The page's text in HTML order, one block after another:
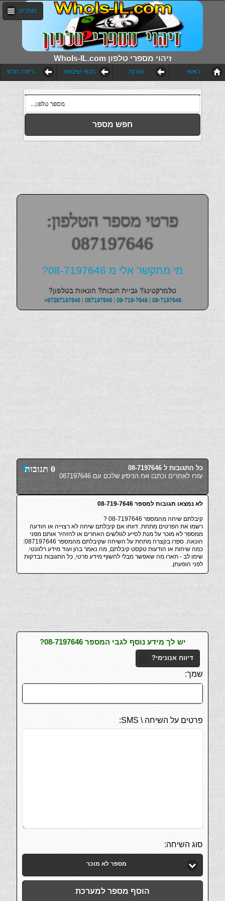
WhoIs-IL.com זיהוי מספרי טלפון
תפריט
הוסף דיווח חדש תנאי שימוש אודות ראשי
חפש מספר
פרטי מספר הטלפון:
087197646
מי מתקשר אלי מ 08-7197646?
טלמרקטינג? גביית חובות? הונאות בטלפון?
+97287197646| 087197646| 08-719-7646| 08-7197646
0 תגובות
כל התגובות ל 08-7197646
עזרו לאחרים וכתבו את הניסיון שלכם עם 087197646
לא נמצאו תגובות למספר 08-719-7646
קיבלתם שיחה מהמספר 08-7197646 ?
רשמו את הפרטים מתחת. דווחו אם קיבלתם שיחה לא רצוייה או הודעה
ממספר לא מוכר על מנת לסייע לגולשים האחרים או להזהיר אותם מפני
הונאה. ספרו בקצרה מתחת על השיחה שקיבלתם מהמספר 087197646:
כמה שיחות או הודעות טקסט קיבלתם, מה נאמר בהן ועוד מידע רלוונטי.
שימו לב - תארו מה שאפשר מבלי לחשוף מידע פרטי, כל התגובות נבדקות
לפני הופעתן.
יש לך מידע נוסף לגבי המספר 08-7197646?
דיווח אנונימי?
שמך:
פרטים על השיחה \ SMS:
סוג השיחה:
מספר לא מוכר
הוסף מספר למערכת